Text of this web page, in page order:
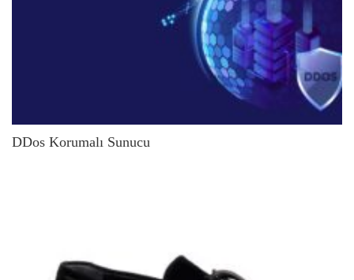
DDos Korumalı Sunucu